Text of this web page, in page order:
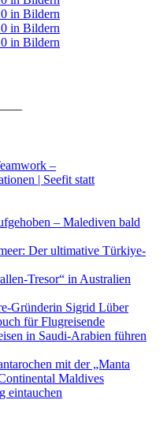
–
| Seefit statt
– Malediven bald
Der ultimative Türkiye-
Tresor“ in Australien
Gründerin Sigrid Lüber
für Flugreisende
in Saudi-Arabien führen
mit der „Manta
Maldives
eintauchen